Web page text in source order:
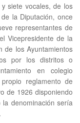
siete vocales, de los
la Diputación, once
representantes de
Vicepresidente de la
de los Ayuntamientos
por los distritos o
en colegio
reglamento de
de 1926 disponiendo
denominación sería